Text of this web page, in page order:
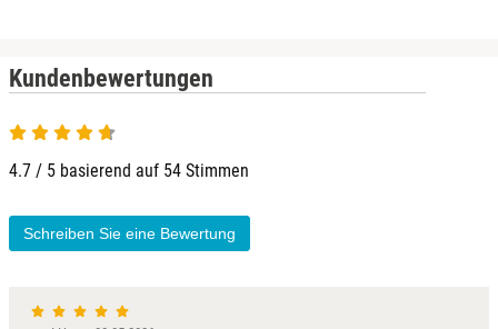
Kundenbewertungen
4.7 / 5 basierend auf 54 Stimmen
Schreiben Sie eine Bewertung